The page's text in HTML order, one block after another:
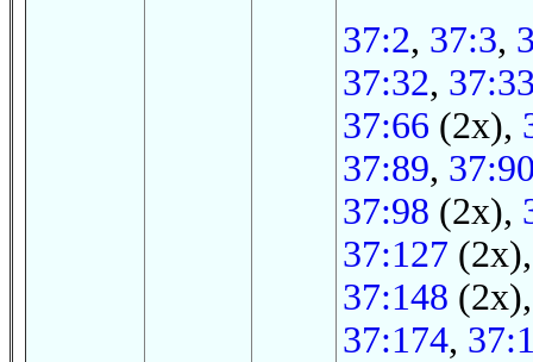
37:2, 37:3,
37:32,
37:66 (2x),
37:89,
37:98 (2x),
37:127
37:148
37:174,